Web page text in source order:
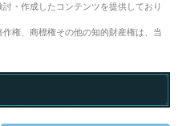
・作成したコンテンツを提供しており
権、商標権その他の知的財産権は、当